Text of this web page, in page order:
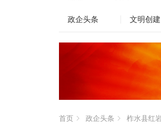
政企头条 文明创建
首页 政企头条 柞水县红